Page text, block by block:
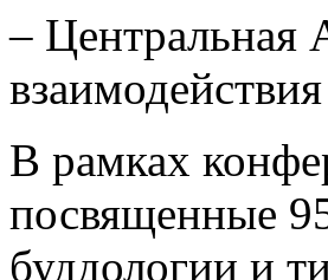
– Центральная
В рамках
посвященные
буддологии и